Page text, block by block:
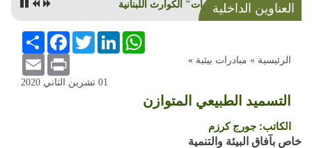
العناوين الداخلية"مميزات" الكوارث اللبنانية
الرئيسية » مبادرات بيئية »
انشر
FacebookTwitterLinkedInWhatsApp
Email Print
01 تشرين الثاني 2020
التسميد الطبيعي المتوازن
الكاتب: جورج كرزم
خاص بآفاق البيئة والتنمية